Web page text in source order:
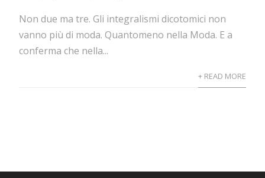
Non due ma tre. Gli integralismi dicotomici non
vanno più di moda. Quantomeno nella Moda. E a
conferma che nella...
+ READ MORE